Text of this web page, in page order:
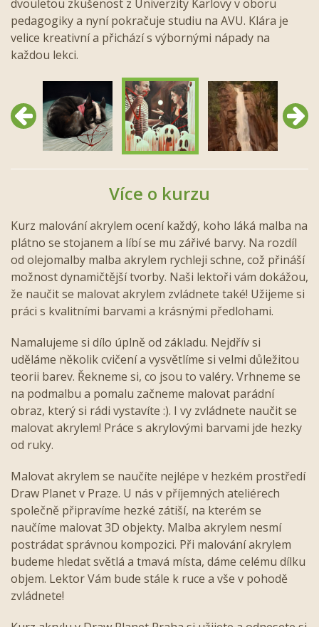
dvouletou zkušenost z Univerzity Karlovy v oboru
pedagogiky a nyní pokračuje studiu na AVU. Klára je
velice kreativní a přichází s výbornými nápady na
každou lekci.
Předchozí Další
Více o kurzu
Kurz malování akrylem ocení každý, koho láká malba na
plátno se stojanem a líbí se mu zářivé barvy. Na rozdíl
od olejomalby malba akrylem rychleji schne, což přináší
možnost dynamičtější tvorby. Naši lektoři vám dokážou,
že naučit se malovat akrylem zvládnete také! Užijeme si
práci s kvalitními barvami a krásnými předlohami.
Namalujeme si dílo úplně od základu. Nejdřív si
uděláme několik cvičení a vysvětlíme si velmi důležitou
teorii barev. Řekneme si, co jsou to valéry. Vrhneme se
na podmalbu a pomalu začneme malovat parádní
obraz, který si rádi vystavíte :). I vy zvládnete naučit se
malovat akrylem! Práce s akrylovými barvami jde hezky
od ruky.
Malovat akrylem se naučíte nejlépe v hezkém prostředí
Draw Planet v Praze. U nás v příjemných ateliérech
společně připravíme hezké zátiší, na kterém se
naučíme malovat 3D objekty. Malba akrylem nesmí
postrádat správnou kompozici. Při malování akrylem
budeme hledat světlá a tmavá místa, dáme celému dílku
objem. Lektor Vám bude stále k ruce a vše v pohodě
zvládnete!